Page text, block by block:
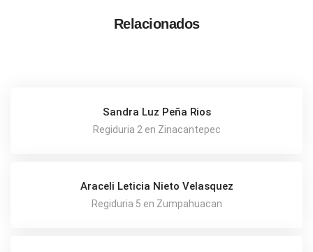
Relacionados
Sandra Luz Peña Rios
Regiduria 2 en Zinacantepec
Araceli Leticia Nieto Velasquez
Regiduria 5 en Zumpahuacan